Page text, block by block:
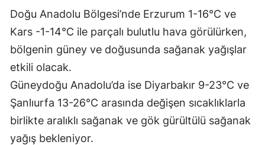
Doğu Anadolu Bölgesi’nde Erzurum 1-16°C ve
Kars -1-14°C ile parçalı bulutlu hava görülürken,
bölgenin güney ve doğusunda sağanak yağışlar
etkili olacak.
Güneydoğu Anadolu’da ise Diyarbakır 9-23°C ve
Şanlıurfa 13-26°C arasında değişen sıcaklıklarla
birlikte aralıklı sağanak ve gök gürültülü sağanak
yağış bekleniyor.